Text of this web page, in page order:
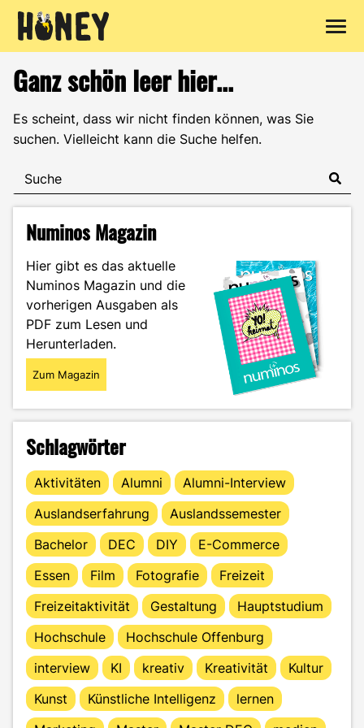
Inhalt
springen
Ganz schön leer hier...
Es scheint, dass wir nicht finden können, was Sie
suchen. Vielleicht kann die Suche helfen.
Numinos Magazin
Hier gibt es das aktuelle
Numinos Magazin und die
vorherigen Ausgaben als
PDF zum Lesen und
Herunterladen.
Zum Magazin
Schlagwörter
Aktivitäten Alumni
Alumni-Interview
Auslandserfahrung
Auslandssemester
Bachelor
DEC DIY
E-Commerce
Essen
Film Fotografie
Freizeit
Freizeitaktivität
Gestaltung
Hauptstudium
Hochschule
Hochschule Offenburg
interview
KI kreativ Kreativität
Kultur
Kunst
Künstliche Intelligenz
lernen